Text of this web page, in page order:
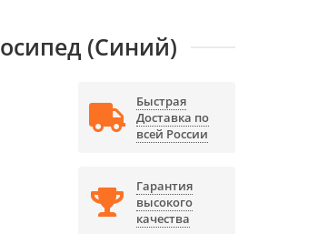
(Синий)
Быстрая
Доставка по
всей России
Гарантия
высокого
качества